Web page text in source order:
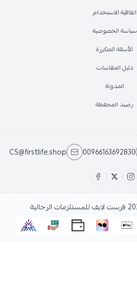
اتفاقية الاستخدام
سياسة الخصوصية
الأسئلة المتكررة
دليل المقاسات
المدونة
رصيد المحفظة
00966163692830
CS@firstlife.shop
فرست لايف للمستلزمات الرجالية